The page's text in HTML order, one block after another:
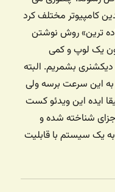
کامپیوتر مختلف کرد
ترین» روش نوشتن
یک لوپ و کمی
بشمریم. البته
این سرعت برسه ولی
ایده این ویدئو کست
شناخته شده و
یک سیستم با قابلیت